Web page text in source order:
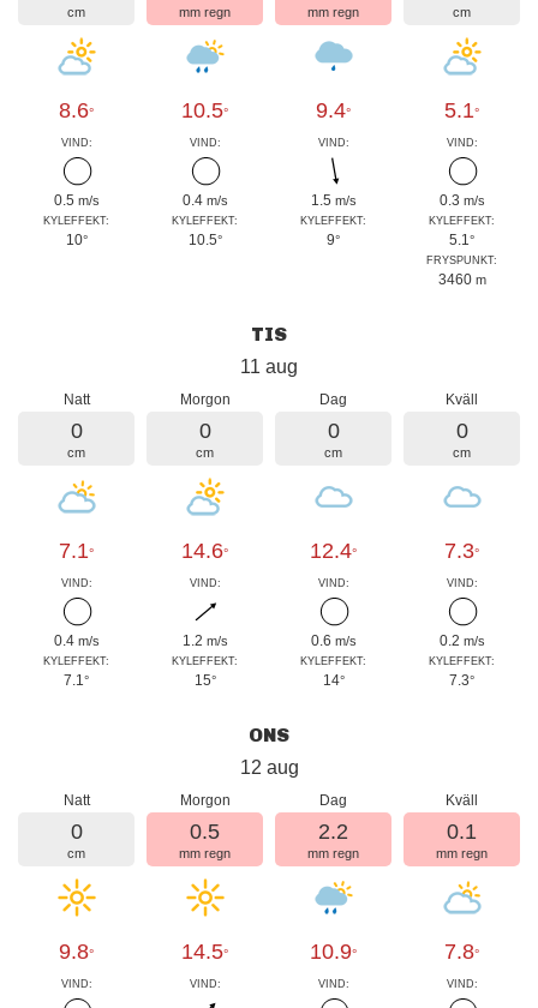
cm
8.6°
VIND:
0.5 m/s
KYLEFFEKT:
10°
mm regn
10.5°
VIND:
0.4 m/s
KYLEFFEKT:
10.5°
mm regn
9.4°
VIND:
1.5 m/s
KYLEFFEKT:
9°
cm
5.1°
VIND:
0.3 m/s
KYLEFFEKT:
5.1°
FRYSPUNKT:
3460 m
TIS
11 aug
Natt
0
cm
7.1°
VIND:
0.4 m/s
KYLEFFEKT:
7.1°
Morgon
0
cm
14.6°
VIND:
1.2 m/s
KYLEFFEKT:
15°
Dag
0
cm
12.4°
VIND:
0.6 m/s
KYLEFFEKT:
14°
Kväll
0
cm
7.3°
VIND:
0.2 m/s
KYLEFFEKT:
7.3°
ONS
12 aug
Natt
0
cm
9.8°
VIND:
Morgon
0.5
mm regn
14.5°
VIND:
Dag
2.2
mm regn
10.9°
VIND:
Kväll
0.1
mm regn
7.8°
VIND: